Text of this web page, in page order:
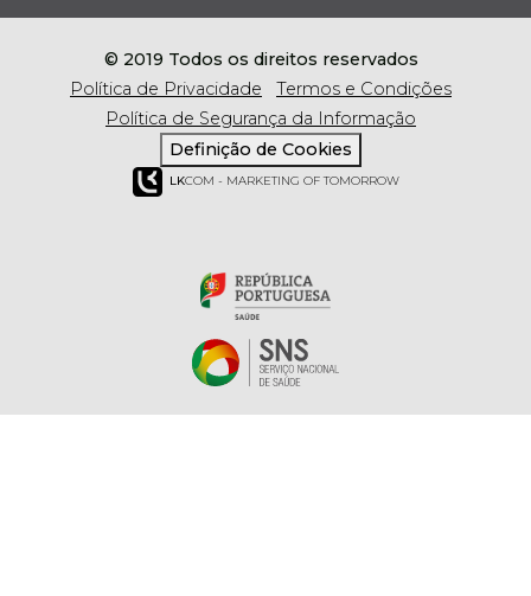
© 2019 Todos os direitos reservados
Política de Privacidade
Termos e Condições
Política de Segurança da Informação
Definição de Cookies
LKCOM - MARKETING OF TOMORROW